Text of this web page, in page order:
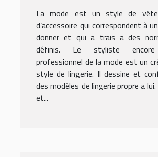
La mode est un style de
d’accessoire qui correspondent à
donner et qui a trais a des
définis. Le styliste encore
professionnel de la mode est un
style de lingerie. Il dessine et
des modèles de lingerie propre a
et...